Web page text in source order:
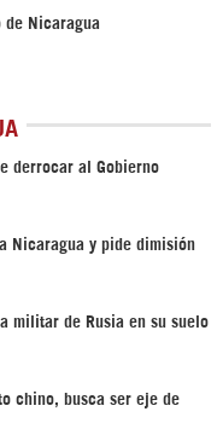
de Nicaragua
derrocar al Gobierno
a Nicaragua y pide dimisión
militar de Rusia en su suelo
chino, busca ser eje de